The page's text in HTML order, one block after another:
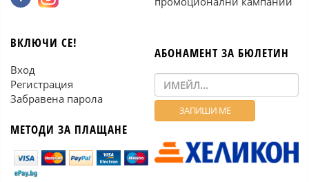
ВКЛЮЧИ СЕ!
Вход
Регистрация
Забравена парола
МЕТОДИ ЗА ПЛАЩАНЕ
АБОНАМЕНТ ЗА БЮЛЕТИН